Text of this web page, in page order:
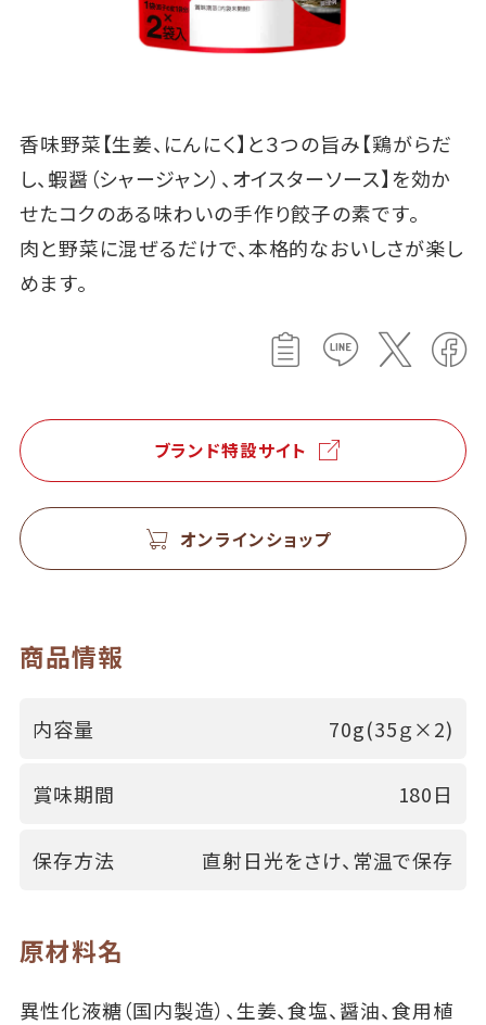
香味野菜【生姜、にんにく】と３つの旨み【鶏がらだ
し、蝦醤（シャージャン）、オイスターソース】を効か
せたコクのある味わいの手作り餃子の素です。
肉と野菜に混ぜるだけで、本格的なおいしさが楽し
めます。
ブランド特設サイト
オンラインショップ
商品情報
内容量 70g(35ｇ×2)
賞味期間 180日
保存方法 直射日光をさけ、常温で保存
原材料名
異性化液糖（国内製造）、生姜、食塩、醤油、食用植